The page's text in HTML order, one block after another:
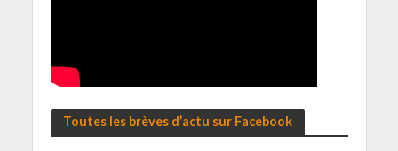
Toutes les brèves d’actu sur Facebook